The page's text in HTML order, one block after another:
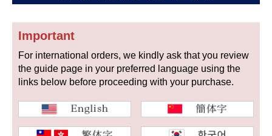
新品 未使用品
WEB限定品 SALE
Important
For international orders, we kindly ask that you review
the guide page in your preferred language using the
links below before proceeding with your purchase.